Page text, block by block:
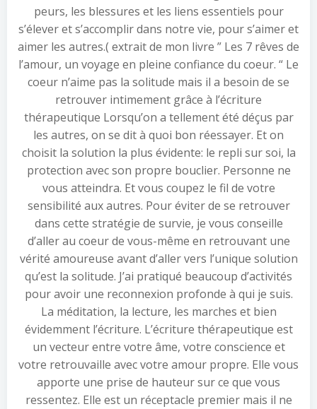
peurs, les blessures et les liens essentiels pour
s’élever et s’accomplir dans notre vie, pour s’aimer et
aimer les autres.( extrait de mon livre ” Les 7 rêves de
l’amour, un voyage en pleine confiance du coeur. “ Le
coeur n’aime pas la solitude mais il a besoin de se
retrouver intimement grâce à l’écriture
thérapeutique Lorsqu’on a tellement été déçus par
les autres, on se dit à quoi bon réessayer. Et on
choisit la solution la plus évidente: le repli sur soi, la
protection avec son propre bouclier. Personne ne
vous atteindra. Et vous coupez le fil de votre
sensibilité aux autres. Pour éviter de se retrouver
dans cette stratégie de survie, je vous conseille
d’aller au coeur de vous-même en retrouvant une
vérité amoureuse avant d’aller vers l’unique solution
qu’est la solitude. J’ai pratiqué beaucoup d’activités
pour avoir une reconnexion profonde à qui je suis.
La méditation, la lecture, les marches et bien
évidemment l’écriture. L’écriture thérapeutique est
un vecteur entre votre âme, votre conscience et
votre retrouvaille avec votre amour propre. Elle vous
apporte une prise de hauteur sur ce que vous
ressentez. Elle est un réceptacle premier mais il ne